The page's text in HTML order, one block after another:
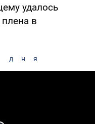
удалось
в
дня